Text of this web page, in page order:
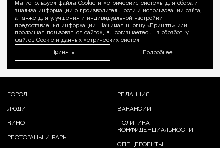
Уведомление
Мы используем файлы Сookie и метрические системы для сбора и
анализа информации о производительности и использовании сайта,
а также для улучшения и индивидуальной настройки
предоставления информации. Нажимая кнопку «Принять» или
продолжая пользоваться сайтом, вы соглашаетесь на обработку
файлов Cookie и данных метрических систем.
Принять Подробнее
ГОРОД
ЛЮДИ
КИНО
РЕСТОРАНЫ И БАРЫ
РЕДАКЦИЯ
ВАКАНСИИ
ПОЛИТИКА
КОНФИДЕНЦИАЛЬНОСТИ
СПЕЦПРОЕКТЫ